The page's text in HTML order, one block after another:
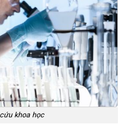
khoa học